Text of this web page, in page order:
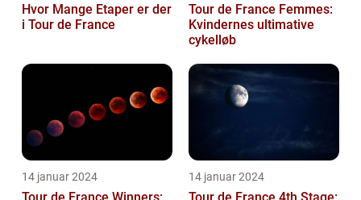
Hvor Mange Etaper er der
i Tour de France
Tour de France Femmes:
Kvindernes ultimative
cykelløb
14 januar 2024 14 januar 2024